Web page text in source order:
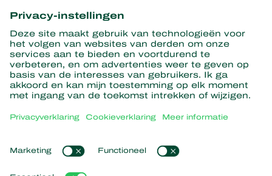
informatie
Hier aanmelden
Partners with Nature
Roofmijten
Roofinsecten
Nuttige nematoden
Nuttige micro-organismen
Nieuws en informatie
Duurzaamheid
Populaire links